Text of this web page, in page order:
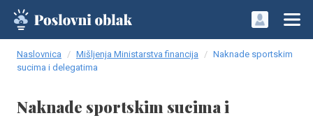
Naslovnica Mišljenja Ministarstva financija
Naknade sportskim
sucima i delegatima
Naknade sportskim sucima i